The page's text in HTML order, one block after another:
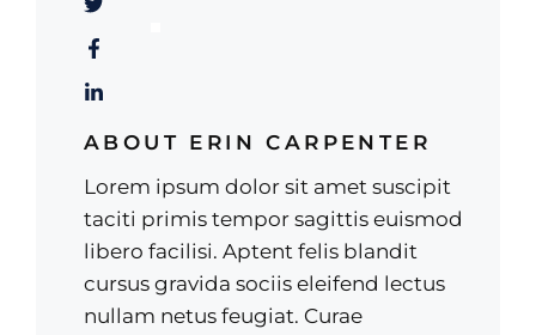
ABOUT ERIN CARPENTER
Lorem ipsum dolor sit amet suscipit
taciti primis tempor sagittis euismod
libero facilisi. Aptent felis blandit
cursus gravida sociis eleifend lectus
nullam netus feugiat. Curae